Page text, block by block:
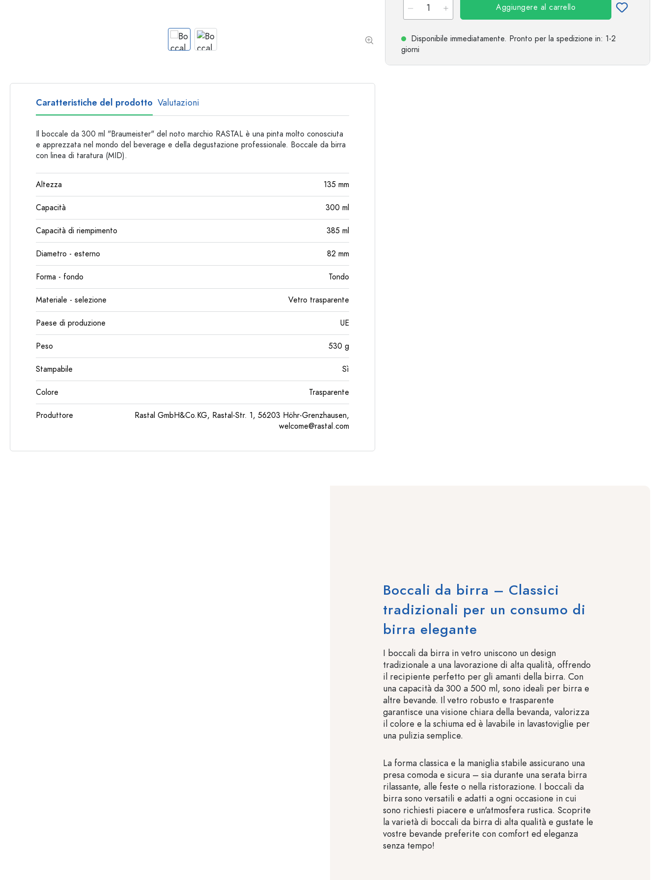
Bottiglie con manico
Bottiglie a collo lungo
Bottiglie sfaccettate
Bottiglie cilindriche
Bottiglie per materiale
Bottiglie di vetro
Bottiglie di plastica
Aggiungere al carrello
Disponibile immediatamente. Pronto per la spedizione in: 1-2
giorni
Caratteristiche del prodotto Valutazioni
Il boccale da 300 ml "Braumeister" del noto marchio RASTAL è una pinta molto conosciuta
e apprezzata nel mondo del beverage e della degustazione professionale. Boccale da birra
con linea di taratura (MID).
Altezza 135 mm
Capacità 300 ml
Capacità di riempimento 385 ml
Diametro - esterno 82 mm
Forma - fondo Tondo
Materiale - selezione Vetro trasparente
Paese di produzione UE
Peso 530 g
Stampabile Sì
Colore Trasparente
Produttore
Rastal GmbH&Co.KG, Rastal-Str. 1, 56203 Höhr-Grenzhausen,
welcome@rastal.com
Boccali da birra – Classici
tradizionali per un consumo di
birra elegante
I boccali da birra in vetro uniscono un design
tradizionale a una lavorazione di alta qualità, offrendo
il recipiente perfetto per gli amanti della birra. Con
una capacità da 300 a 500 ml, sono ideali per birra e
altre bevande. Il vetro robusto e trasparente
garantisce una visione chiara della bevanda, valorizza
il colore e la schiuma ed è lavabile in lavastoviglie per
una pulizia semplice.
La forma classica e la maniglia stabile assicurano una
presa comoda e sicura – sia durante una serata birra
rilassante, alle feste o nella ristorazione. I boccali da
birra sono versatili e adatti a ogni occasione in cui
sono richiesti piacere e un'atmosfera rustica. Scoprite
la varietà di boccali da birra di alta qualità e gustate le
vostre bevande preferite con comfort ed eleganza
senza tempo!